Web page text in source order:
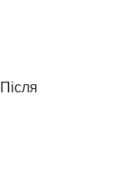
Після